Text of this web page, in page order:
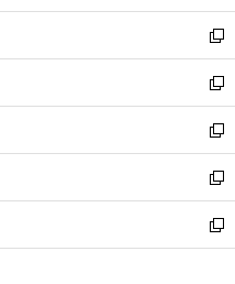
開
く
ウ
で
開
く
ン
ド
ウ
で
開
く
ウ
ィ
ン
ド
ウ
で
開
く
新
し
い
ウ
ィ
ン
ド
ウ
で
開
新
し
い
ウ
ィ
ン
ド
ウ
新
し
い
ウ
ィ
ン
新
し
い
ウ
新
し